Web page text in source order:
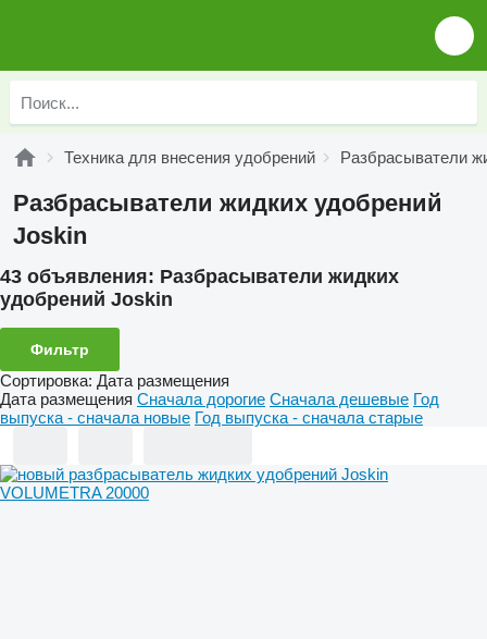
Техника для внесения удобрений Разбрасыватели
Разбрасыватели жидких удобрений
Joskin
43 объявления: Разбрасыватели жидких
удобрений Joskin
Фильтр
Сортировка: Дата размещения
Дата размещения Сначала дорогие Сначала дешевые Год
выпуска - сначала новые Год выпуска - сначала старые